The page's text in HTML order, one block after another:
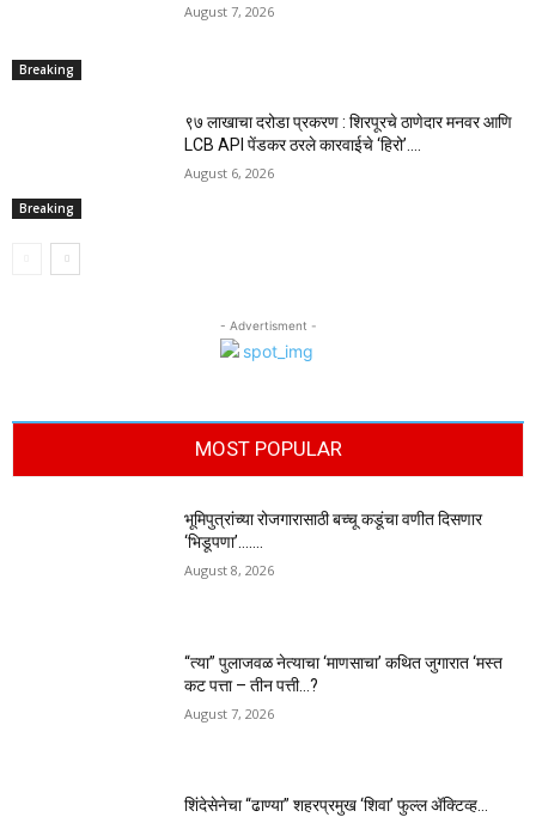
Breaking
August 7, 2026
Breaking
९७ लाखाचा दरोडा प्रकरण : शिरपूरचे ठाणेदार मनवर आणि
LCB API पेंडकर ठरले कारवाईचे ‘हिरो’….
August 6, 2026
- Advertisment -
MOST POPULAR
भूमिपुत्रांच्या रोजगारासाठी बच्चू कडूंचा वणीत दिसणार
‘भिडूपणा’…….
August 8, 2026
“त्या” पुलाजवळ नेत्याचा ‘माणसाचा’ कथित जुगारात ‘मस्त
कट पत्ता – तीन पत्ती…?
August 7, 2026
शिंदेसेनेचा “ढाण्या” शहरप्रमुख ‘शिवा’ फुल्ल ॲक्टिव्ह…